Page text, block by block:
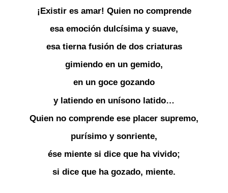
¡Existir es amar! Quien no comprende
esa emoción dulcísima y suave,
esa tierna fusión de dos criaturas
gimiendo en un gemido,
en un goce gozando
y latiendo en unísono latido…
Quien no comprende ese placer supremo,
purísimo y sonriente,
ése miente si dice que ha vivido;
si dice que ha gozado, miente.